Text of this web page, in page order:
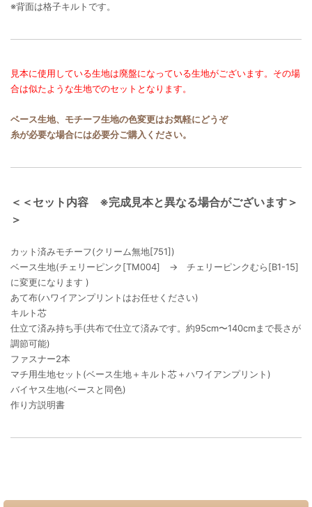
※背面は格子キルトです。
見本に使用している生地は廃盤になっている生地がございます。その場
合は似たような生地でのセットとなります。
ベース生地、モチーフ生地の色変更はお気軽にどうぞ
糸が必要な場合には必要分ご購入ください。
＜＜セット内容 ※完成見本と異なる場合がございます＞
＞
カット済みモチーフ(クリーム無地[751])
ベース生地(チェリーピンク[TM004] → チェリーピンクむら[B1-15]
に変更になります )
あて布(ハワイアンプリントはお任せください)
キルト芯
仕立て済み持ち手(共布で仕立て済みです。約95cm〜140cmまで長さが
調節可能)
ファスナー2本
マチ用生地セット(ベース生地＋キルト芯＋ハワイアンプリント)
バイヤス生地(ベースと同色)
作り方説明書